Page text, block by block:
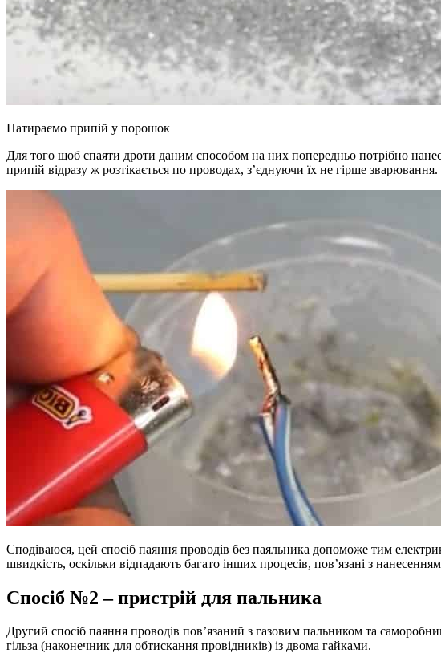
Натираємо припій у порошок
Для того щоб спаяти дроти даним способом на них попередньо потрібно
припій відразу ж розтікається по проводах, з’єднуючи їх не гірше зварювання.
Сподіваюся, цей спосіб паяння проводів без паяльника допоможе тим
швидкість, оскільки відпадають багато інших процесів, пов’язані з
Спосіб №2 – пристрій для пальника
Другий спосіб паяння проводів пов’язаний з газовим пальником та
гільза (наконечник для обтискання провідників) із двома гайками.